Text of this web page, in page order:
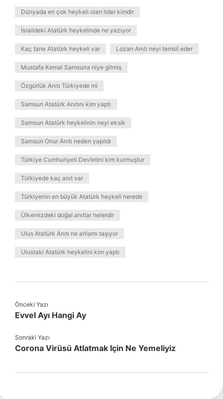
Dünyada en çok heykeli olan lider kimdir
İsraildeki Atatürk heykelinde ne yazıyor
Kaç tane Atatürk heykeli var Lozan Anıtı neyi temsil eder
Mustafa Kemal Samsuna niye gitmiş
Özgürlük Anıtı Türkiyede mi
Samsun Atatürk Anıtını kim yaptı
Samsun Atatürk heykelinin neyi eksik
Samsun Onur Anıtı neden yapıldı
Türkiye Cumhuriyeti Devletini kim kurmuştur
Türkiyede kaç anıt var
Türkiyenin en büyük Atatürk heykeli nerede
Ülkemizdeki doğal anıtlar nelerdir
Ulus Atatürk Anıtı ne anlamı taşıyor
Ulustaki Atatürk heykelini kim yaptı
Önceki Yazı
Evvel Ayı Hangi Ay
Sonraki Yazı
Corona Virüsü Atlatmak Için Ne Yemeliyiz